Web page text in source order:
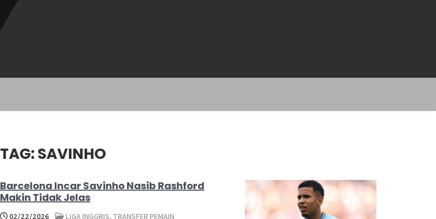
TAG:SAVINHO
Barcelona Incar Savinho Nasib Rashford
Makin Tidak Jelas
02/22/2026 LIGA INGGRIS, TRANSFER PEMAIN